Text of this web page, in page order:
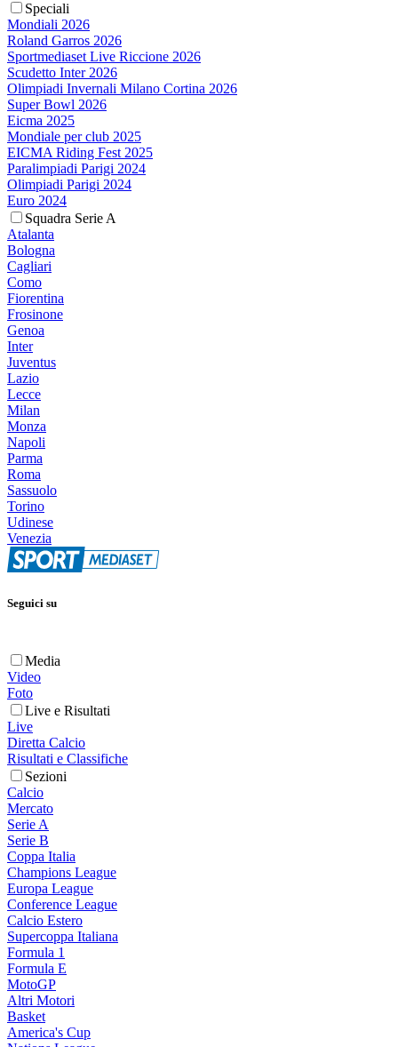
Speciali
Mondiali 2026
Roland Garros 2026
Sportmediaset Live Riccione 2026
Scudetto Inter 2026
Olimpiadi Invernali Milano Cortina 2026
Super Bowl 2026
Eicma 2025
Mondiale per club 2025
EICMA Riding Fest 2025
Paralimpiadi Parigi 2024
Olimpiadi Parigi 2024
Euro 2024
Squadra Serie A
Atalanta
Bologna
Cagliari
Como
Fiorentina
Frosinone
Genoa
Inter
Juventus
Lazio
Lecce
Milan
Monza
Napoli
Parma
Roma
Sassuolo
Torino
Udinese
Venezia
Seguici su
Media
Video
Foto
Live e Risultati
Live
Diretta Calcio
Risultati e Classifiche
Sezioni
Calcio
Mercato
Serie A
Serie B
Coppa Italia
Champions League
Europa League
Conference League
Calcio Estero
Supercoppa Italiana
Formula 1
Formula E
MotoGP
Altri Motori
Basket
America's Cup